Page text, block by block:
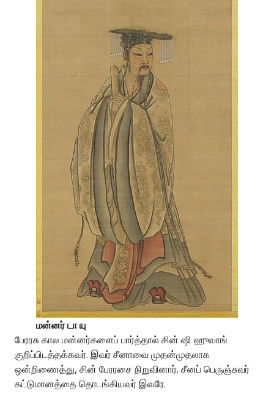
மன்னர் டா யு
பேரரசு கால மன்னர்களைப் பார்த்தால் சின் ஷி ஹுவாங்
குறிப்பிடத்தக்கவர். இவர் சீனாவை முதன்முதலாக
ஒன்றிணைத்து, சின் பேரரசை நிறுவினார். சீனப் பெருஞ்சுவர்
கட்டுமானத்தை தொடங்கியவர் இவரே.